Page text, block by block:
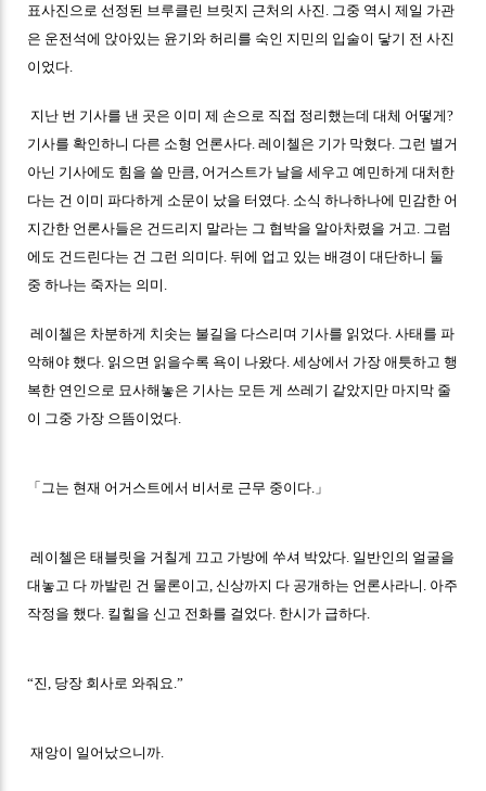
표사진으로 선정된 브루클린 브릿지 근처의 사진. 그중 역시 제일 가관
은 운전석에 앉아있는 윤기와 허리를 숙인 지민의 입술이 닿기 전 사진
이었다.
지난 번 기사를 낸 곳은 이미 제 손으로 직접 정리했는데 대체 어떻게?
기사를 확인하니 다른 소형 언론사다. 레이첼은 기가 막혔다. 그런 별거
아닌 기사에도 힘을 쓸 만큼, 어거스트가 날을 세우고 예민하게 대처한
다는 건 이미 파다하게 소문이 났을 터였다. 소식 하나하나에 민감한 어
지간한 언론사들은 건드리지 말라는 그 협박을 알아차렸을 거고. 그럼
에도 건드린다는 건 그런 의미다. 뒤에 업고 있는 배경이 대단하니 둘
중 하나는 죽자는 의미.
레이첼은 차분하게 치솟는 불길을 다스리며 기사를 읽었다. 사태를 파
악해야 했다. 읽으면 읽을수록 욕이 나왔다. 세상에서 가장 애틋하고 행
복한 연인으로 묘사해놓은 기사는 모든 게 쓰레기 같았지만 마지막 줄
이 그중 가장 으뜸이었다.
「그는 현재 어거스트에서 비서로 근무 중이다.」
레이첼은 태블릿을 거칠게 끄고 가방에 쑤셔 박았다. 일반인의 얼굴을
대놓고 다 까발린 건 물론이고, 신상까지 다 공개하는 언론사라니. 아주
작정을 했다. 킬힐을 신고 전화를 걸었다. 한시가 급하다.
“진, 당장 회사로 와줘요.”
재앙이 일어났으니까.